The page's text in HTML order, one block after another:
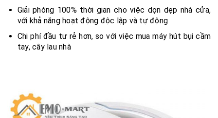
Giải phóng 100% thời gian cho việc dọn dẹp nhà cửa,
với khả năng hoạt động độc lập và tự động
Chi phí đầu tư rẻ hơn, so với việc mua máy hút bụi cầm
tay, cây lau nhà